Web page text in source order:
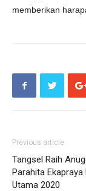
memberikan
Previous article
Tangsel Raih
Parahita Ekapraya
Utama 2020